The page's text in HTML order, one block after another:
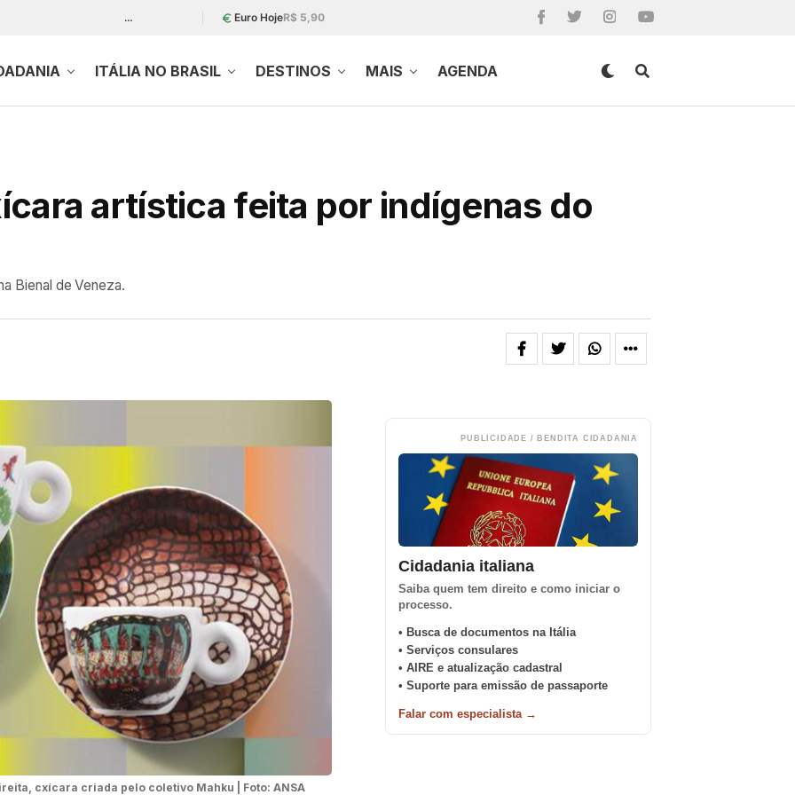
… Euro HojeR$ 5,90
ITÁLIA NO BRASIL DESTINOS MAIS AGENDA
artística feita por indígenas do
Bienal de Veneza.
cxícara criada pelo coletivo Mahku | Foto: ANSA
PUBLICIDADE / BENDITA CIDADANIA
Cidadania italiana
Saiba quem tem direito e como iniciar o
processo.
• Busca de documentos na Itália
• Serviços consulares
• AIRE e atualização cadastral
• Suporte para emissão de passaporte
Falar com especialista →